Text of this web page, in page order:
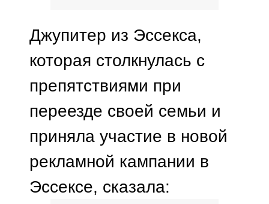
Джупитер из Эссекса,
которая столкнулась с
препятствиями при
переезде своей семьи и
приняла участие в новой
рекламной кампании в
Эссексе, сказала: